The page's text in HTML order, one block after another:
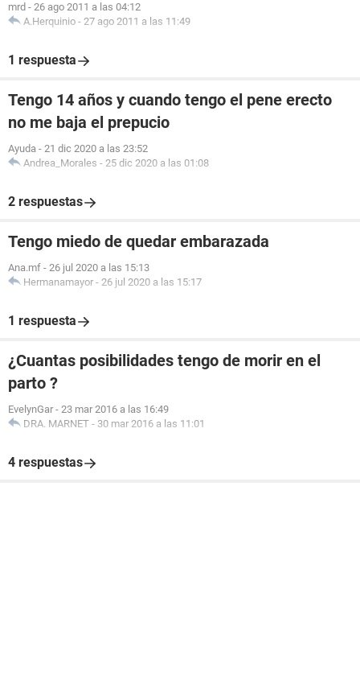
mrd - 26 ago 2011 a las 04:12
A.Herquinio - 27 ago 2011 a las 11:49
1 respuesta
Tengo 14 años y cuando tengo el pene erecto
no me baja el prepucio
Ayuda - 21 dic 2020 a las 23:52
Andrea_Morales - 25 dic 2020 a las 01:08
2 respuestas
Tengo miedo de quedar embarazada
Ana.mf - 26 jul 2020 a las 15:13
Hermanamayor - 26 jul 2020 a las 15:17
1 respuesta
¿Cuantas posibilidades tengo de morir en el
parto ?
EvelynGar - 23 mar 2016 a las 16:49
DRA. MARNET - 30 mar 2016 a las 11:01
4 respuestas